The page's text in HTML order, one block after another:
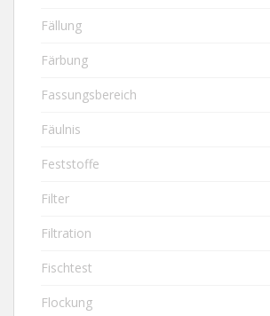
Fällung
Färbung
Fassungsbereich
Fäulnis
Feststoffe
Filter
Filtration
Fischtest
Flockung